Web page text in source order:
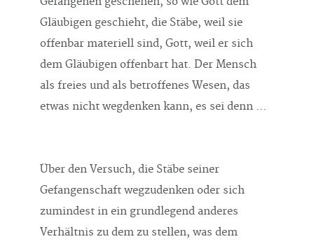
Gläubigen geschieht, die Stäbe, weil sie
offenbar materiell sind, Gott, weil er sich
dem Gläubigen offenbart hat. Der Mensch
als freies und als betroffenes Wesen, das
etwas nicht wegdenken kann, es sei denn …
Über den Versuch, die Stäbe seiner
Gefangenschaft wegzudenken oder sich
zumindest in ein grundlegend anderes
Verhältnis zu dem zu stellen, was dem